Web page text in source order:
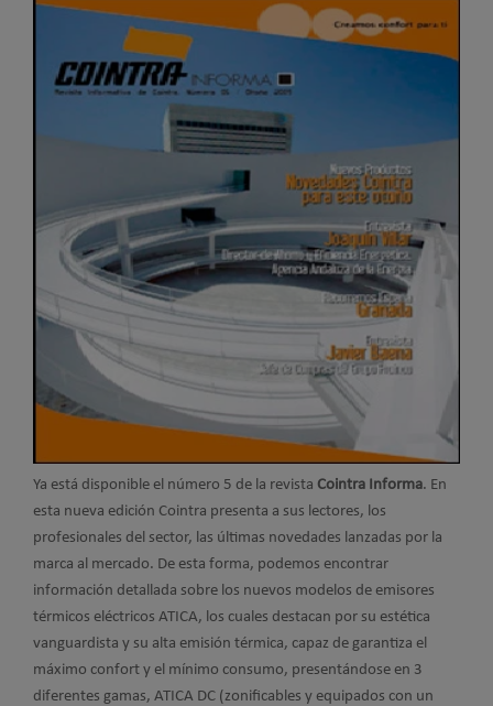
Ya está disponible el número 5 de la revista Cointra Informa. En
esta nueva edición Cointra presenta a sus lectores, los
profesionales del sector, las últimas novedades lanzadas por la
marca al mercado. De esta forma, podemos encontrar
información detallada sobre los nuevos modelos de emisores
térmicos eléctricos ATICA, los cuales destacan por su estética
vanguardista y su alta emisión térmica, capaz de garantiza el
máximo confort y el mínimo consumo, presentándose en 3
diferentes gamas, ATICA DC (zonificables y equipados con un